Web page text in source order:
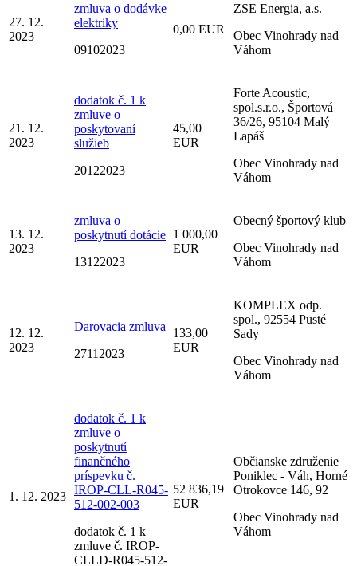
27. 12.
2023
zmluva o dodávke
elektriky
09102023
0,00 EUR
ZSE Energia, a.s.
Obec Vinohrady nad
Váhom
21. 12.
2023
dodatok č. 1 k
zmluve o
poskytovaní
služieb
20122023
45,00
EUR
Forte Acoustic,
spol.s.r.o., Športová
36/26, 95104 Malý
Lapáš
Obec Vinohrady nad
Váhom
13. 12.
2023
zmluva o
poskytnutí dotácie
13122023
1 000,00
EUR
Obecný športový klub
Obec Vinohrady nad
Váhom
12. 12.
2023
Darovacia zmluva
27112023
133,00
EUR
KOMPLEX odp.
spol., 92554 Pusté
Sady
Obec Vinohrady nad
Váhom
1. 12. 2023
dodatok č. 1 k
zmluve o
poskytnutí
finančného
príspevku č.
IROP-CLL-R045-
512-002-003
dodatok č. 1 k
zmluve č. IROP-
CLLD-R045-512-
52 836,19
EUR
Občianske združenie
Poniklec - Váh, Horné
Otrokovce 146, 92
Obec Vinohrady nad
Váhom